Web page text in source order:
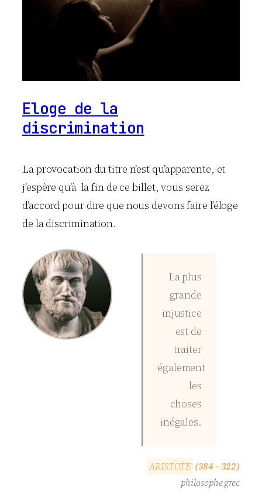
Eloge de la
discrimination
La provocation du titre n’est qu’apparente, et
j’espère qu’à la fin de ce billet, vous serez
d’accord pour dire que nous devons faire l’éloge
de la discrimination.
La plus
grande
injustice
est de
traiter
également
les
choses
inégales.
ARISTOTE (384 – 322)
philosophe grec